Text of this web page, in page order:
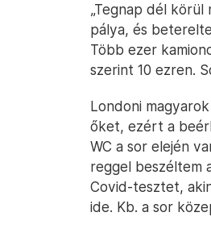
„Tegnap dél
pálya, és
Több ezer
szerint 10 ezren.
Londoni
őket, ezért a
WC a sor elején
reggel beszéltem
Covid-tesztet,
ide. Kb. a sor